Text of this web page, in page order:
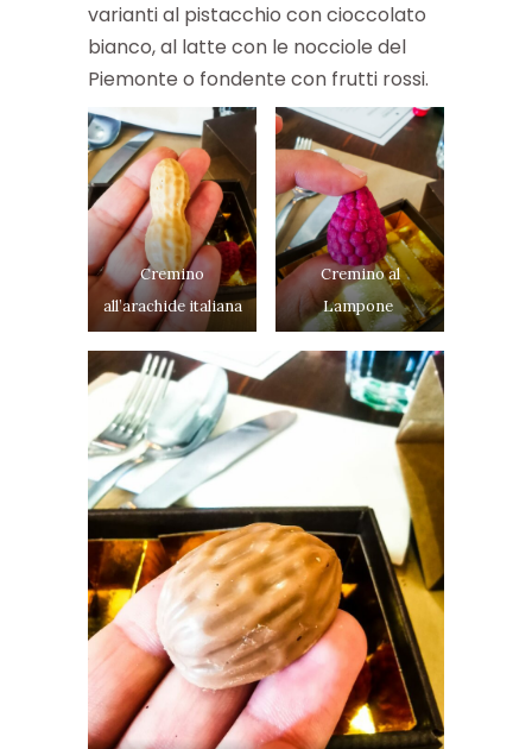
varianti al pistacchio con cioccolato
bianco, al latte con le nocciole del
Piemonte o fondente con frutti rossi.
Cremino
all’arachide italiana
Cremino al
Lampone